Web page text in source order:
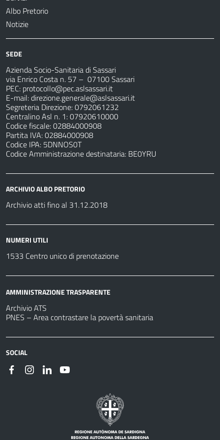
Albo Pretorio
Notizie
SEDE
Azienda Socio-Sanitaria di Sassari
via Enrico Costa n. 57 – 07100 Sassari
PEC: protocollo@pec.aslsassari.it
E-mail:direzione.generale@aslsassari.it
Segreteria Direzione: 0792061232
Centralino Asl n. 1: 07920610000
Codice fiscale: 02884000908
Partita IVA: 02884000908
Codice IPA: 5DNNOS0T
Codice Amministrazione destinataria: BE0YRU
ARCHIVIO ALBO PRETORIO
Archivio atti fino al 31.12.2018
NUMERI UTILI
1533 Centro unico di prenotazione
AMMINISTRAZIONE TRASPARENTE
Archivio ATS
PNES – Area contrastare la povertà sanitaria
SOCIAL